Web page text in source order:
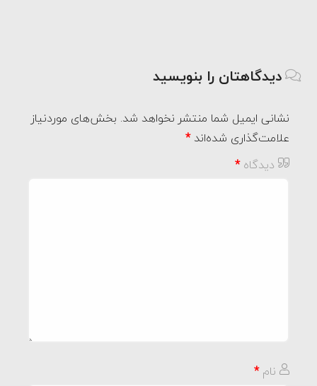
دیدگاهتان را بنویسید
نشانی ایمیل شما منتشر نخواهد شد. بخش‌های موردنیاز
علامت‌گذاری شده‌اند*
دیدگاه*
نام*